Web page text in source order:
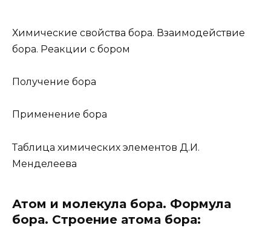
Химические свойства бора. Взаимодействие
бора. Реакции с бором
Получение бора
Применение бора
Таблица химических элементов Д.И.
Менделеева
Атом и молекула бора. Формула
бора. Строение атома бора: